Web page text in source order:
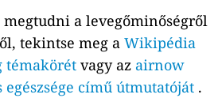
megtudni a levegőminőségről
tekintse meg a Wikipédia
témakörétvagy az airnow
egészsége című útmutatóját .